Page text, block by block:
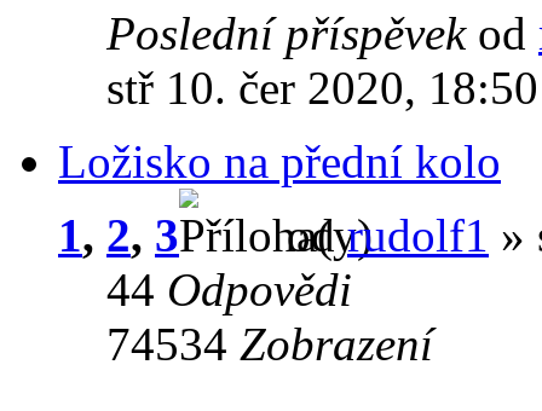
Poslední příspěvek od
stř 10. čer 2020, 18:50
Ložisko na přední kolo
1, 2, 3 odrudolf1 »
44 Odpovědi
74534 Zobrazení